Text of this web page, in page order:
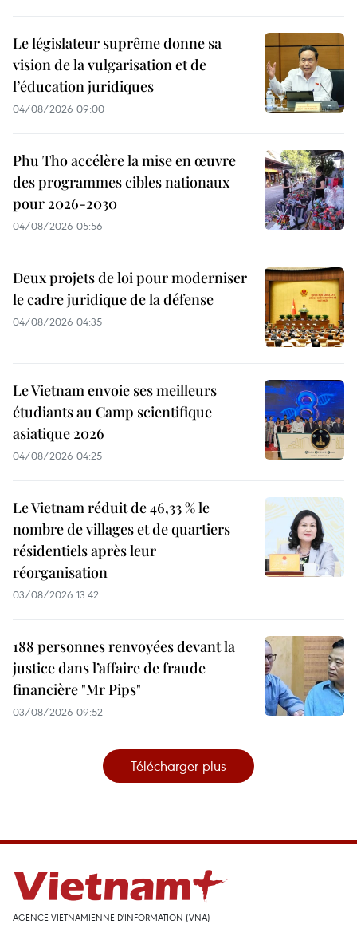
Le législateur suprême donne sa
vision de la vulgarisation et de
l’éducation juridiques
04/08/2026 09:00
Phu Tho accélère la mise en œuvre
des programmes cibles nationaux
pour 2026-2030
04/08/2026 05:56
Deux projets de loi pour moderniser
le cadre juridique de la défense
04/08/2026 04:35
Le Vietnam envoie ses meilleurs
étudiants au Camp scientifique
asiatique 2026
04/08/2026 04:25
Le Vietnam réduit de 46,33 % le
nombre de villages et de quartiers
résidentiels après leur
réorganisation
03/08/2026 13:42
188 personnes renvoyées devant la
justice dans l’affaire de fraude
financière "Mr Pips"
03/08/2026 09:52
Télécharger plus
AGENCE VIETNAMIENNE D'INFORMATION (VNA)